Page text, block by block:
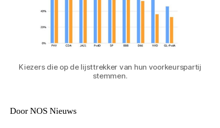
Kiezers die op de lijsttrekker van hun voorkeurspartij
stemmen.
Door NOS Nieuws